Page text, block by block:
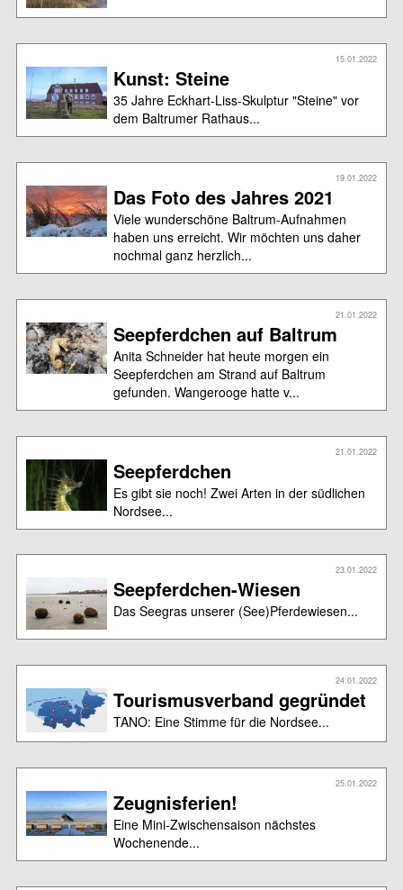
15.01.2022
Kunst: Steine
35 Jahre Eckhart-Liss-Skulptur "Steine" vor
dem Baltrumer Rathaus...
19.01.2022
Das Foto des Jahres 2021
Viele wunderschöne Baltrum-Aufnahmen
haben uns erreicht. Wir möchten uns daher
nochmal ganz herzlich...
21.01.2022
Seepferdchen auf Baltrum
Anita Schneider hat heute morgen ein
Seepferdchen am Strand auf Baltrum
gefunden. Wangerooge hatte v...
21.01.2022
Seepferdchen
Es gibt sie noch! Zwei Arten in der südlichen
Nordsee...
23.01.2022
Seepferdchen-Wiesen
Das Seegras unserer (See)Pferdewiesen...
24.01.2022
Tourismusverband gegründet
TANO: Eine Stimme für die Nordsee...
25.01.2022
Zeugnisferien!
Eine Mini-Zwischensaison nächstes
Wochenende...